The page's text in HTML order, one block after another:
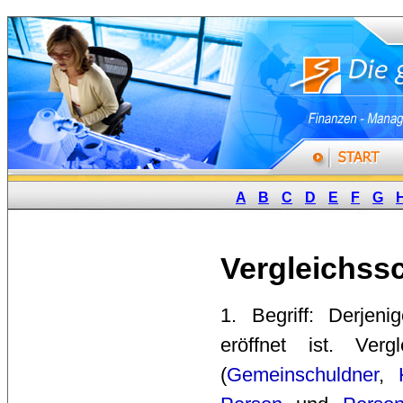
A B C D E F G
1. Begriff:
eröffnet ist.
(Gemeinschuldner,